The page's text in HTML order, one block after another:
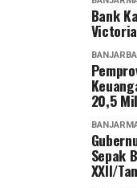
XXII/Tambun
Sementara itu,
TNI Zainal Arifin
langkah nyata
membangun
wilayah yang
Kalimantan
Post Views: 37
Sebarkan
WhatsApp 0
Messenger 0
Bank
20,5
Sepak
XXII/